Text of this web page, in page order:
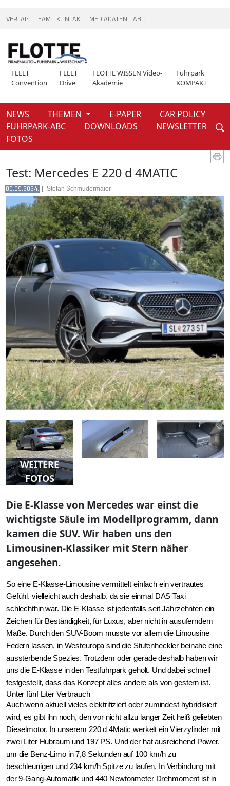
VERLAG TEAM KONTAKT MEDIADATEN ABO
FLEET
Convention
FLEET
Drive
FLOTTE WISSEN Video-
Akademie
Fuhrpark
KOMPAKT
NEWS THEMEN E-PAPER
CAR POLICY
FUHRPARK-ABC
DOWNLOADS
NEWSLETTER
FOTOS
Weiter
News
Test: Mercedes E 220 d 4MATIC
09.09.2024. Stefan Schmudermaier
WEITERE
FOTOS
Die E-Klasse von Mercedes war einst die
wichtigste Säule im Modellprogramm, dann
kamen die SUV. Wir haben uns den
Limousinen-Klassiker mit Stern näher
angesehen.
So eine E-Klasse-Limousine vermittelt einfach ein vertrautes
Gefühl, vielleicht auch deshalb, da sie einmal DAS Taxi
schlechthin war. Die E-Klasse ist jedenfalls seit Jahrzehnten ein
Zeichen für Beständigkeit, für Luxus, aber nicht in ausuferndem
Maße. Durch den SUV-Boom musste vor allem die Limousine
Federn lassen, in Westeuropa sind die Stufenheckler beinahe eine
aussterbende Spezies. Trotzdem oder gerade deshalb haben wir
uns die E-Klasse in den Testfuhrpark geholt. Und dabei schnell
festgestellt, dass das Konzept alles andere als von gestern ist.
Unter fünf Liter Verbrauch
Auch wenn aktuell vieles elektrifiziert oder zumindest hybridisiert
wird, es gibt ihn noch, den vor nicht allzu langer Zeit heiß geliebten
Dieselmotor. In unserem 220 d 4Matic werkelt ein Vierzylinder mit
zwei Liter Hubraum und 197 PS. Und der hat ausreichend Power,
um die Benz-Limo in 7,8 Sekunden auf 100 km/h zu
beschleunigen und 234 km/h Spitze zu laufen. In Verbindung mit
der 9-Gang-Automatik und 440 Newtonmeter Drehmoment ist in